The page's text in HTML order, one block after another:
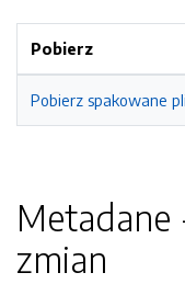
Pobierz
Pobierz spakowane
Metadane
zmian